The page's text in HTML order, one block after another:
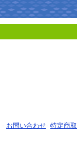
- お問い合わせ- 特定商